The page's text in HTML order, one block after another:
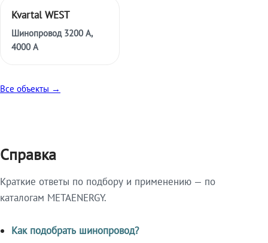
Kvartal WEST
Шинопровод 3200 А,
4000 А
Все объекты →
Справка
Краткие ответы по подбору и применению — по
каталогам METAENERGY.
Как подобрать шинопровод?